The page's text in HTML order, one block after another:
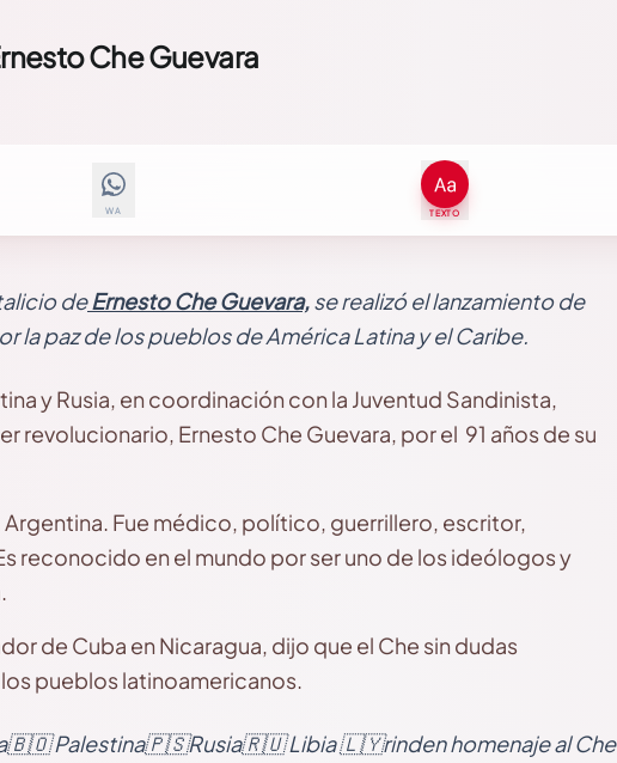
Che Guevara
WA TEXTO
deErnesto Che Guevara,se realizó el lanzamiento de
la paz de los pueblos de América Latina y el Caribe.
y Rusia, en coordinación con la Juventud Sandinista,
revolucionario, Ernesto Che Guevara, por el 91 años de su
Argentina. Fue médico, político, guerrillero, escritor,
reconocido en el mundo por ser uno de los ideólogos y
de Cuba en Nicaragua, dijo que el Che sin dudas
pueblos latinoamericanos.
Palestina🇵🇸Rusia🇷🇺 Libia 🇱🇾rinden homenaje al Che